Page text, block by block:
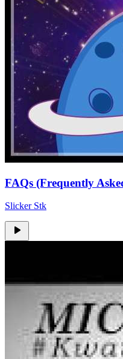
FAQs (Frequently
Slicker Stk